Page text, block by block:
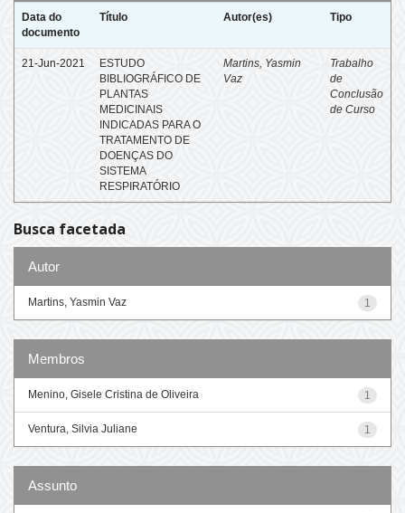
Data do
documento
Título Autor(es) Tipo
21-Jun-2021
ESTUDO
BIBLIOGRÁFICO DE
PLANTAS
MEDICINAIS
INDICADAS PARA O
TRATAMENTO DE
DOENÇAS DO
SISTEMA
RESPIRATÓRIO
Martins, Yasmin
Vaz
Trabalho
de
Conclusão
de Curso
Busca facetada
Autor
1
Martins, Yasmin Vaz
Membros
1
Menino, Gisele Cristina de Oliveira
1
Ventura, Silvia Juliane
Assunto